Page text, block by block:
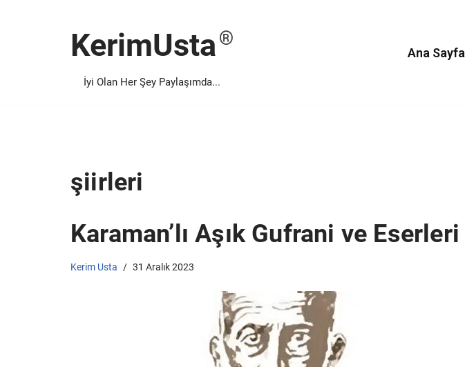
KerimUsta
İyi Olan Her Şey Paylaşımda...
Ana Sayfa
şiirleri
Karaman’lı Aşık Gufrani ve Eserleri
Kerim Usta 31 Aralık 2023